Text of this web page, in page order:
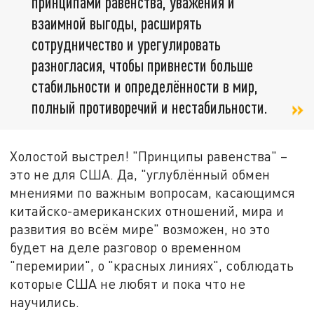
взаимной выгоды, расширять
сотрудничество и урегулировать
разногласия, чтобы привнести больше
стабильности и определённости в мир,
полный противоречий и нестабильности.
Холостой выстрел! "Принципы равенства" –
это не для США. Да, "углублённый обмен
мнениями по важным вопросам, касающимся
китайско-американских отношений, мира и
развития во всём мире" возможен, но это
будет на деле разговор о временном
"перемирии", о "красных линиях", соблюдать
которые США не любят и пока что не
научились.